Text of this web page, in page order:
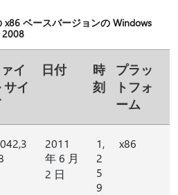
ベースバージョンの Windows
2008
イ
サイ
日付
時
刻
プラッ
トフォ
ーム
2011
年 6 月
2 日
1,
2
5
9
x86